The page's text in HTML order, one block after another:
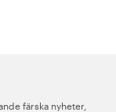
färska nyheter,